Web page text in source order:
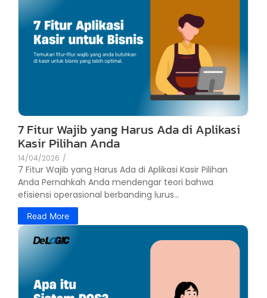
7 Fitur Wajib yang Harus Ada di Aplikasi
Kasir Pilihan Anda
14/04/2026 /
7 Fitur Wajib yang Harus Ada di Aplikasi Kasir Pilihan
Anda Pernahkah Anda mendengar teori bahwa
efisiensi operasional berbanding lurus...
Read More